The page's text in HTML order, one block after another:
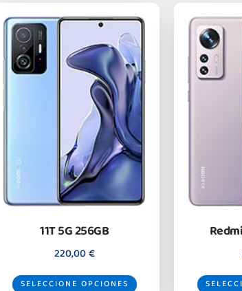
11T 5G 256GB
220,00€
SELECCIONE OPCIONES